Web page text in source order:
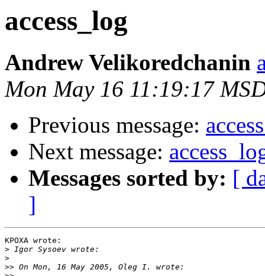
access_log
Andrew Velikoredchanin
Mon May 16 11:19:17
Previous message:
Next message:
Messages sorted by: [
]
KPOXA wrote:
>
>
>>